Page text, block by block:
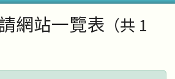
網站一覽表 （共 1